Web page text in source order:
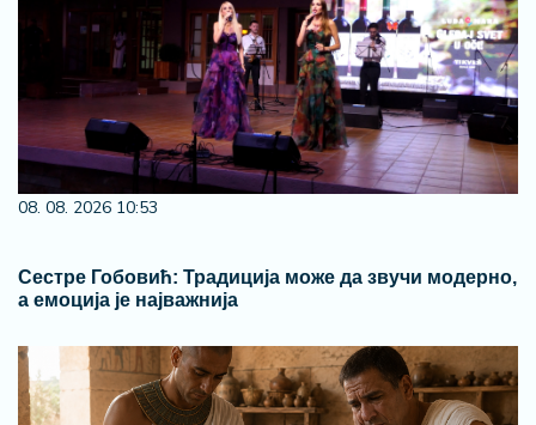
08. 08. 2026 10:53
Сестре Гобовић: Традиција може да звучи модерно,
а емоција је најважнија